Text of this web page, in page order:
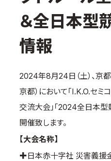
極真会
極真
国際
お知らせ
本部
公式
＆全日本型
情報
2024年8月24日（土）、京
京都）において「I.K.O.セミ
交流大会」「2024全日本
開催致します。
【大会名称】
✚日本赤十字社 災害義援金